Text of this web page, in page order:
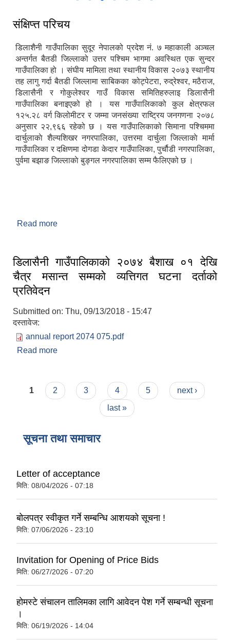
संक्षिप्त्त परिचय
डिलाशैनी गाउँपालिका सुदूर नेपालको प्रदेश नं. ७ महाकाली अञ्चल
अन्तर्गत बैतडी जिल्लाको उत्तर पश्चिम भागमा अवस्थित एक सुन्दर
गाउँपालिका हो । संघीय मामिला तथा स्थानीय विकास २०७३ स्थानीय
तह लागु गर्दा बैतडी जिल्लामा साबिकका कोट्पेटरा, रुद्रेश्वर, मठैराज,
डिलासैनी र गोकुलेश्वर गाउँ विकास समितिहरुलाइ डिलासैनी
गाउँपालिका बनाइएको हो । यस गाउँपालिकाको कुल क्षेत्रफल
१२५.२८ वर्ग किलोमीटर र जम्मा जनसंख्या राष्ट्रिय जनगणना २०७८
अनुसार २२,९६६ रहेको छ । यस गाउँपालिकाको सिमाना पश्चिममा
दार्चुलाकाे शैल्यशिखर नगरपालिका, उत्तरमा दार्चुला जिल्लाकाे मार्मा
गाउँपालिका र दक्षिणमा दोगडा केदार गाउँपालिका, पुर्चौडी नगरपालिका,
पुर्वमा बझाङ जिल्लाकाे बुङ्गल नगरपालिका सम्म फैलिएको छ ।
Read more
डिलासैनी गाउँपालिकाकाे २०७४ बैशाख ०१ देखि
चैत्र मसान्त सम्मकाे व्यत्तिगत घटना दर्ताकाे
प्रतिवेदन
Submitted on: Thu, 09/13/2018 - 15:47
दस्तावेज:
annual report 2074 075.pdf
Read more
Pages
1 2 3 4 5
next ›
last »
सूचना तथा समाचार
Letter of acceptance
मिति: 08/04/2026 - 07:18
बोलपत्र स्वीकृत गर्ने सम्बन्धि आशयको सूचना !
मिति: 07/06/2026 - 23:10
Invitation for Opening of Price Bids
मिति: 06/27/2026 - 07:20
होमस्टे संचालन तालिमका लागि आवेदन पेश गर्ने सम्बन्धी सूचना
।
मिति: 06/19/2026 - 14:04